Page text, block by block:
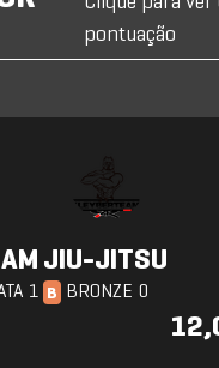
pontuação
JIU-JITSU
1 B BRONZE 0